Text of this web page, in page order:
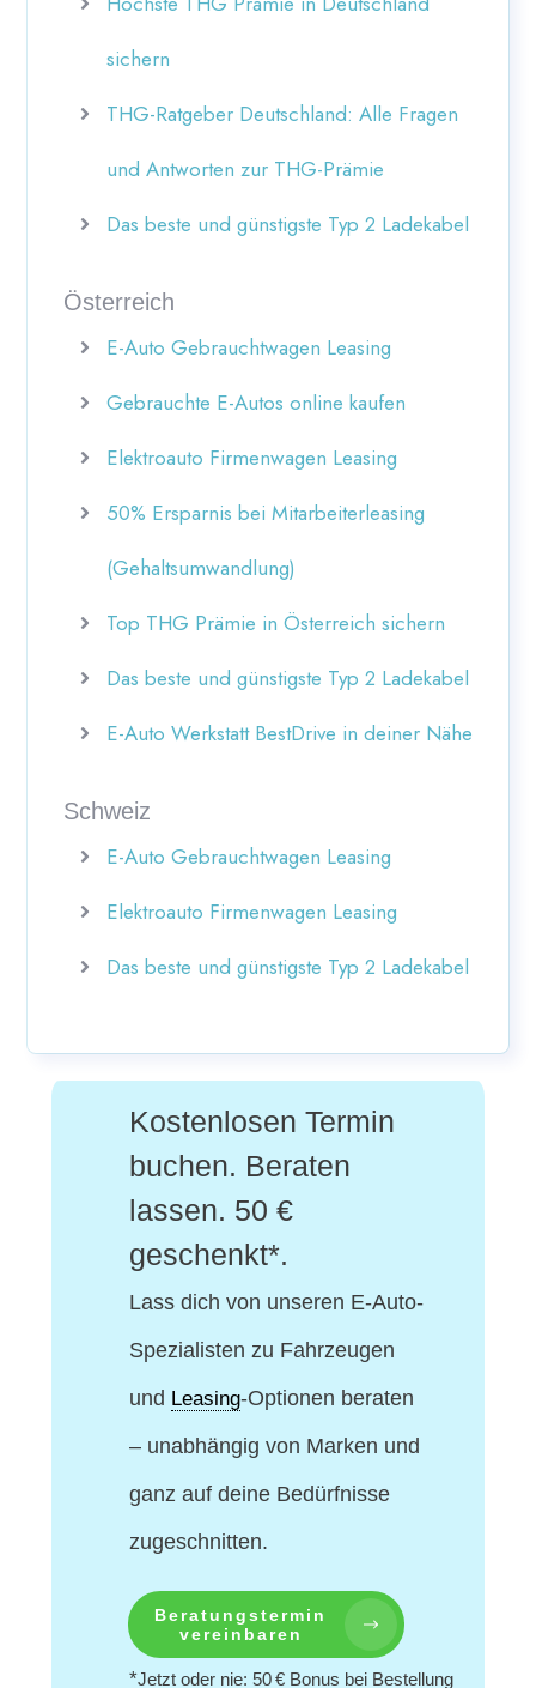
sichern
THG-Ratgeber Deutschland: Alle Fragen
und Antworten zur THG-Prämie
Das beste und günstigste Typ 2 Ladekabel
Österreich
E-Auto Gebrauchtwagen Leasing
Gebrauchte E-Autos online kaufen
Elektroauto Firmenwagen Leasing
50% Ersparnis bei Mitarbeiterleasing
(Gehaltsumwandlung)
Top THG Prämie in Österreich sichern
Das beste und günstigste Typ 2 Ladekabel
E-Auto Werkstatt BestDrive in deiner Nähe
Schweiz
E-Auto Gebrauchtwagen Leasing
Elektroauto Firmenwagen Leasing
Das beste und günstigste Typ 2 Ladekabel
Kostenlosen Termin
buchen. Beraten
lassen. 50 €
geschenkt*.
Lass dich von unseren E-Auto-
Spezialisten zu Fahrzeugen
und Leasing-Optionen beraten
– unabhängig von Marken und
ganz auf deine Bedürfnisse
zugeschnitten.
Beratungstermin
vereinbaren
*Jetzt oder nie: 50 € Bonus bei Bestellung